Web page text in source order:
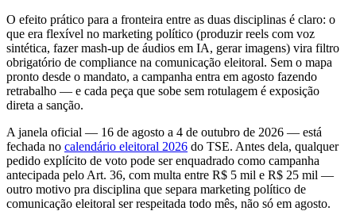
O efeito prático para a fronteira entre as duas disciplinas é claro: o
que era flexível no marketing político (produzir reels com voz
sintética, fazer mash-up de áudios em IA, gerar imagens) vira filtro
obrigatório de compliance na comunicação eleitoral. Sem o mapa
pronto desde o mandato, a campanha entra em agosto fazendo
retrabalho — e cada peça que sobe sem rotulagem é exposição
direta a sanção.
A janela oficial — 16 de agosto a 4 de outubro de 2026 — está
fechada no calendário eleitoral 2026 do TSE. Antes dela, qualquer
pedido explícito de voto pode ser enquadrado como campanha
antecipada pelo Art. 36, com multa entre R$ 5 mil e R$ 25 mil —
outro motivo pra disciplina que separa marketing político de
comunicação eleitoral ser respeitada todo mês, não só em agosto.